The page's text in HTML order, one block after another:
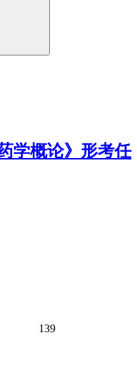
学概论》形考任
139